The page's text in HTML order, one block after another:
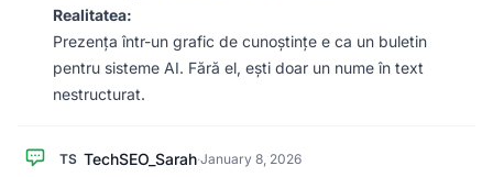
Realitatea:
Prezența într-un grafic de cunoștințe e ca un buletin
pentru sisteme AI. Fără el, ești doar un nume în text
nestructurat.
TS TechSEO_Sarah·January 8, 2026